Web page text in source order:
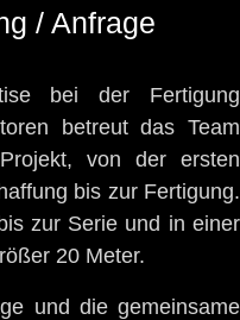
/ Anfrage
bei der Fertigung
betreut das Team
von der ersten
bis zur Fertigung.
zur Serie und in einer
20 Meter.
und die gemeinsame